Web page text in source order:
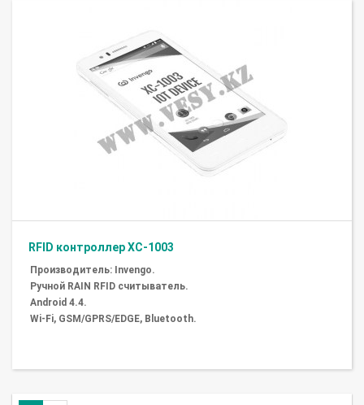
RFID контроллер XC-1003
Производитель: Invengo.
Ручной RAIN RFID считыватель.
Android 4.4.
Wi-Fi, GSM/GPRS/EDGE, Bluetooth.